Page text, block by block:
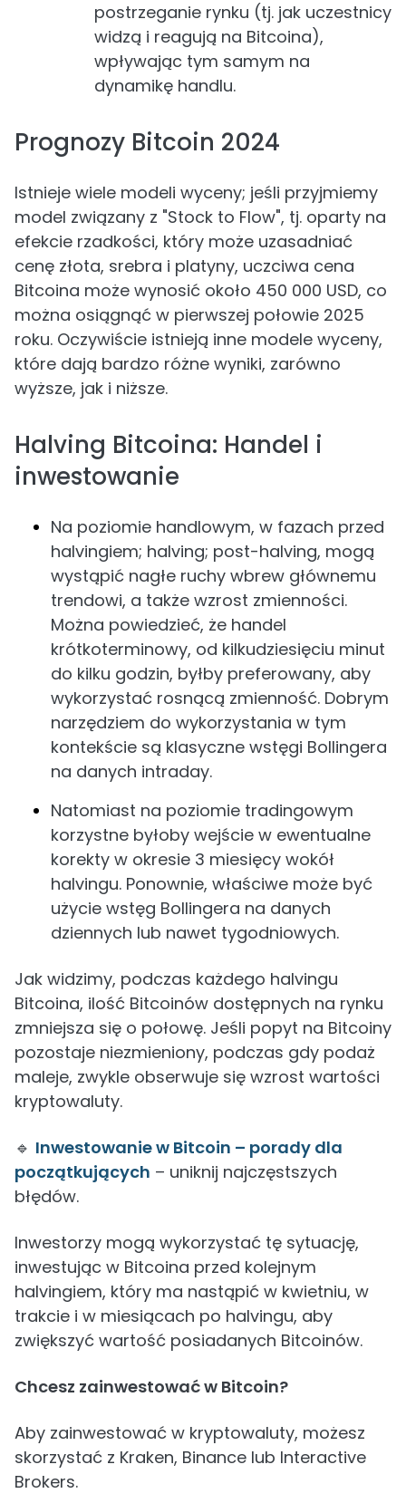
postrzeganie rynku (tj. jak uczestnicy
widzą i reagują na Bitcoina),
wpływając tym samym na
dynamikę handlu.
Prognozy Bitcoin 2024
Istnieje wiele modeli wyceny; jeśli przyjmiemy
model związany z "Stock to Flow", tj. oparty na
efekcie rzadkości, który może uzasadniać
cenę złota, srebra i platyny, uczciwa cena
Bitcoina może wynosić około 450 000 USD, co
można osiągnąć w pierwszej połowie 2025
roku. Oczywiście istnieją inne modele wyceny,
które dają bardzo różne wyniki, zarówno
wyższe, jak i niższe.
Halving Bitcoina: Handel i
inwestowanie
Na poziomie handlowym, w fazach przed
halvingiem; halving; post-halving, mogą
wystąpić nagłe ruchy wbrew głównemu
trendowi, a także wzrost zmienności.
Można powiedzieć, że handel
krótkoterminowy, od kilkudziesięciu minut
do kilku godzin, byłby preferowany, aby
wykorzystać rosnącą zmienność. Dobrym
narzędziem do wykorzystania w tym
kontekście są klasyczne wstęgi Bollingera
na danych intraday.
Natomiast na poziomie tradingowym
korzystne byłoby wejście w ewentualne
korekty w okresie 3 miesięcy wokół
halvingu. Ponownie, właściwe może być
użycie wstęg Bollingera na danych
dziennych lub nawet tygodniowych.
Jak widzimy, podczas każdego halvingu
Bitcoina, ilość Bitcoinów dostępnych na rynku
zmniejsza się o połowę. Jeśli popyt na Bitcoiny
pozostaje niezmieniony, podczas gdy podaż
maleje, zwykle obserwuje się wzrost wartości
kryptowaluty.
🔹 Inwestowanie w Bitcoin – porady dla
początkujących – uniknij najczęstszych
błędów.
Inwestorzy mogą wykorzystać tę sytuację,
inwestując w Bitcoina przed kolejnym
halvingiem, który ma nastąpić w kwietniu, w
trakcie i w miesiącach po halvingu, aby
zwiększyć wartość posiadanych Bitcoinów.
Chcesz zainwestować w Bitcoin?
Aby zainwestować w kryptowaluty, możesz
skorzystać z Kraken, Binance lub Interactive
Brokers.